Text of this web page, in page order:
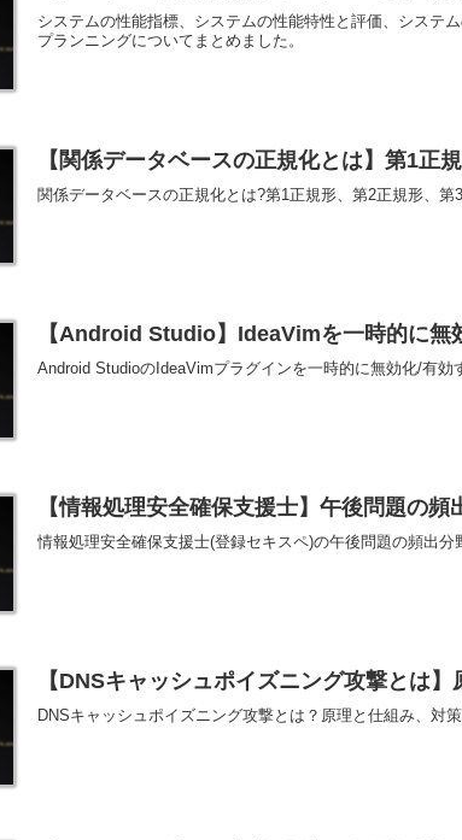
システムの性能指標、システムの性能特性と評価、システ
プランニングについてまとめました。
【関係データベースの正規化とは】第1正
関係データベースの正規化とは?第1正規形、第2正規形、第
【Android Studio】IdeaVimを一時的に無
Android StudioのIdeaVimプラグインを一時的に無効化/有効
【情報処理安全確保支援士】午後問題の
情報処理安全確保支援士(登録セキスペ)の午後問題の頻出
【DNSキャッシュポイズニング攻撃とは
DNSキャッシュポイズニング攻撃とは？原理と仕組み、対